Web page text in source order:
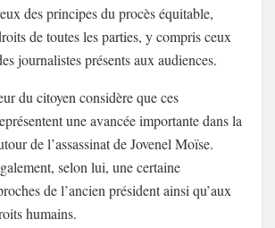
des principes du procès équitable,
de toutes les parties, y compris ceux
journalistes présents aux audiences.
du citoyen considère que ces
une avancée importante dans la
de l’assassinat de Jovenel Moïse.
selon lui, une certaine
de l’ancien président ainsi qu’aux
humains.